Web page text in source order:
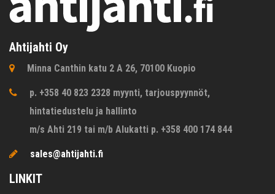
Ahtijahti Oy
Minna Canthin katu 2 A 26, 70100 Kuopio
p. +358 40 823 2328 myynti, tarjouspyynnöt,
hintatiedustelu ja hallinto
m/s Ahti 219 tai m/b Alukatti p. +358 400 174 844
sales@ahtijahti.fi
LINKIT